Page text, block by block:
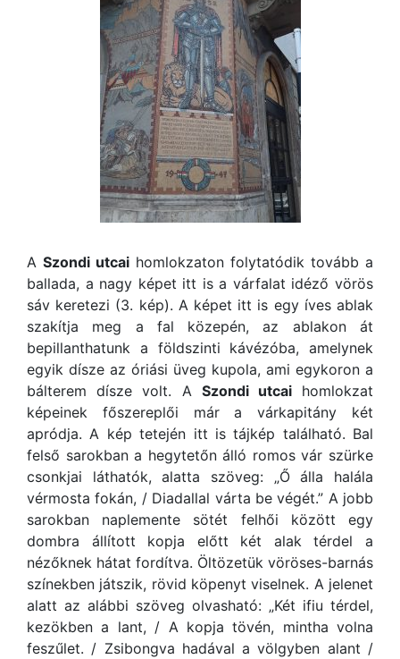
A Szondi utcai homlokzaton folytatódik tovább a
ballada, a nagy képet itt is a várfalat idéző vörös
sáv keretezi (3. kép). A képet itt is egy íves ablak
szakítja meg a fal közepén, az ablakon át
bepillanthatunk a földszinti kávézóba, amelynek
egyik dísze az óriási üveg kupola, ami egykoron a
bálterem dísze volt. A Szondi utcaihomlokzat
képeinek főszereplői már a várkapitány két
apródja. A kép tetején itt is tájkép található. Bal
felső sarokban a hegytetőn álló romos vár szürke
csonkjai láthatók, alatta szöveg: „Ő álla halála
vérmosta fokán, / Diadallal várta be végét.” A jobb
sarokban naplemente sötét felhői között egy
dombra állított kopja előtt két alak térdel a
nézőknek hátat fordítva. Öltözetük vöröses-barnás
színekben játszik, rövid köpenyt viselnek. A jelenet
alatt az alábbi szöveg olvasható: „Két ifiu térdel,
kezökben a lant, / A kopja tövén, mintha volna
feszűlet. / Zsibongva hadával a völgyben alant /